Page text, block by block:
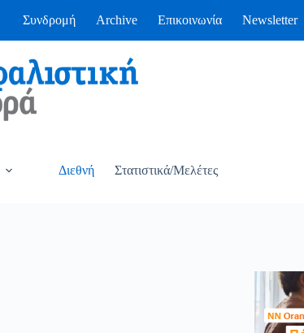
Συνδρομή Archive Επικοινωνία Newsletter
Διεθνή Στατιστικά/Μελέτες